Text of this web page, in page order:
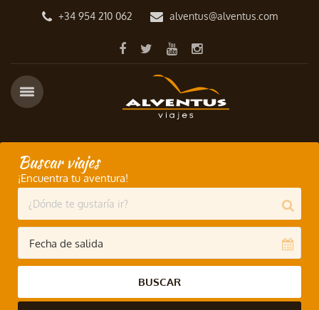
+34 954 210 062 alventus@alventus.com
Buscar viajes
¡Encuentra tu aventura!
BUSCAR